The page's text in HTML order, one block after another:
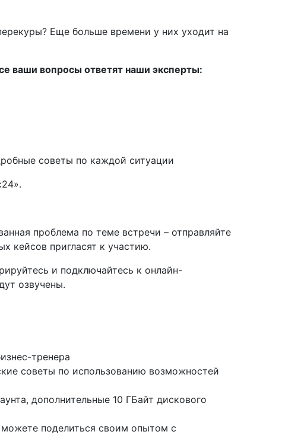
Еще больше времени у них уходит на
ваши вопросы ответят наши эксперты:
советы по каждой ситуации
проблема по теме встречи – отправляйте
кейсов пригласят к участию.
и подключайтесь к онлайн-
озвучены.
тренера
советы по использованию возможностей
дополнительные 10 ГБайт дискового
поделиться своим опытом с